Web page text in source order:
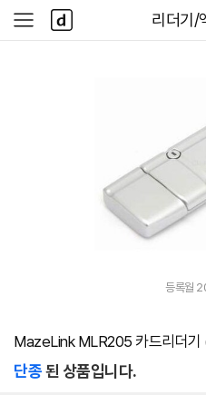
다나와
리더기/
사
이
다
나
와
등록월
MazeLink MLR205 카드리더기
단종된 상품입니다.